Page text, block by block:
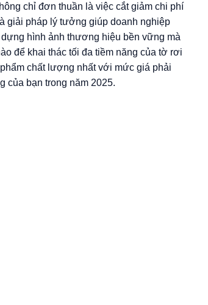
chỉ đơn thuần là việc cắt giảm chi phí
giải pháp lý tưởng giúp doanh nghiệp
hình ảnh thương hiệu bền vững mà
để khai thác tối đa tiềm năng của tờ rơi
chất lượng nhất với mức giá phải
của bạn trong năm 2025.